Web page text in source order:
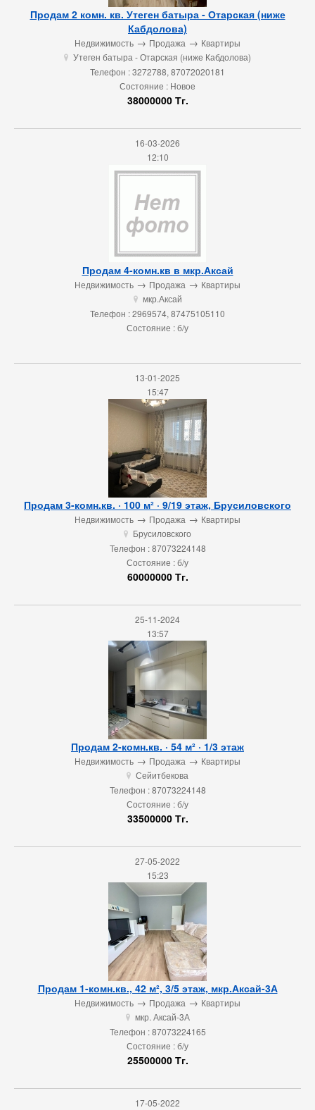
Продам 2 комн. кв. Утеген батыра - Отарская (ниже
Кабдолова)
Недвижимость → Продажа → Квартиры
u Утеген батыра - Отарская (ниже Кабдолова)
Телефон : 3272788, 87072020181
Состояние : Новое
38000000 Тг.
16-03-2026
12:10
Продам 4-комн.кв в мкр.Аксай
Недвижимость → Продажа → Квартиры
u мкр.Аксай
Телефон : 2969574, 87475105110
Состояние : б/у
13-01-2025
15:47
Продам 3-комн.кв. · 100 м² · 9/19 этаж, Брусиловского
Недвижимость → Продажа → Квартиры
u Брусиловского
Телефон : 87073224148
Состояние : б/у
60000000 Тг.
25-11-2024
13:57
Продам 2-комн.кв. · 54 м² · 1/3 этаж
Недвижимость → Продажа → Квартиры
u Сейитбекова
Телефон : 87073224148
Состояние : б/у
33500000 Тг.
27-05-2022
15:23
Продам 1-комн.кв., 42 м², 3/5 этаж, мкр.Аксай-3А
Недвижимость → Продажа → Квартиры
u мкр. Аксай-3А
Телефон : 87073224165
Состояние : б/у
25500000 Тг.
17-05-2022